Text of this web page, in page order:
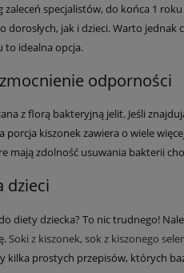
zaleceń specjalistów, do końca 1
dorosłych, jak i dzieci. Warto
to idealna opcja.
odporności
z florą bakteryjną jelit. Jeśli
porcja kiszonek zawiera o wiele
mają zdolność usuwania bakterii
dzieci
do diety dziecka? To nic trudnego!
Soki z kiszonek, sok z kiszonego
kilka prostych przepisów, których